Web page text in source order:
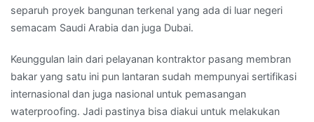
separuh proyek bangunan terkenal yang ada di luar negeri
semacam Saudi Arabia dan juga Dubai.
Keunggulan lain dari pelayanan kontraktor pasang membran
bakar yang satu ini pun lantaran sudah mempunyai sertifikasi
internasional dan juga nasional untuk pemasangan
waterproofing. Jadi pastinya bisa diakui untuk melakukan